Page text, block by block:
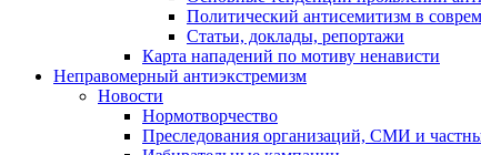
Политический антисемитизм в
Статьи, доклады, репортажи
Карта нападений по мотиву ненависти
Неправомерный антиэкстремизм
Новости
Нормотворчество
Преследования организаций, СМИ и